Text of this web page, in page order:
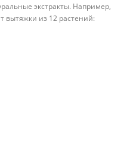
экстракты. Например,
вытяжки из 12 растений: